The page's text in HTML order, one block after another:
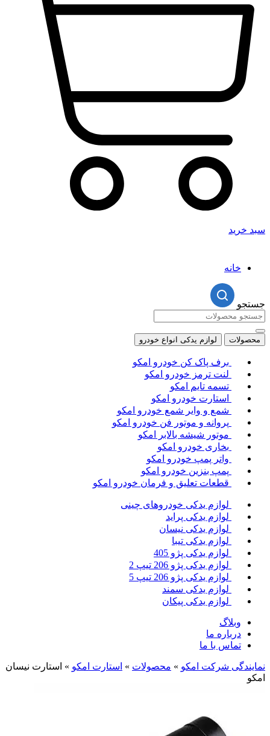
سبد خرید
خانه
جستجو
محصولات لوازم یدکی انواع خودرو
برف پاک کن خودرو امکو
لنت ترمز خودرو امکو
تسمه تایم امکو
استارت خودرو امکو
شمع و وایر شمع خودرو امکو
پروانه و موتور فن خودرو امکو
موتور شیشه بالابر امکو
بخاری خودرو امکو
واتر پمپ خودرو امکو
پمپ بنزین خودرو امکو
قطعات تعلیق و فرمان خودرو امکو
لوازم یدکی خودروهای چینی
لوازم یدکی پراید
لوازم یدکی نیسان
لوازم یدکی تیبا
لوازم یدکی پژو 405
لوازم یدکی پژو 206 تیپ 2
لوازم یدکی پژو 206 تیپ 5
لوازم یدکی سمند
لوازم یدکی پیکان
وبلاگ
درباره ما
تماس با ما
نمایندگی شرکت امکو » محصولات » استارت امکو » استارت نیسان
امکو